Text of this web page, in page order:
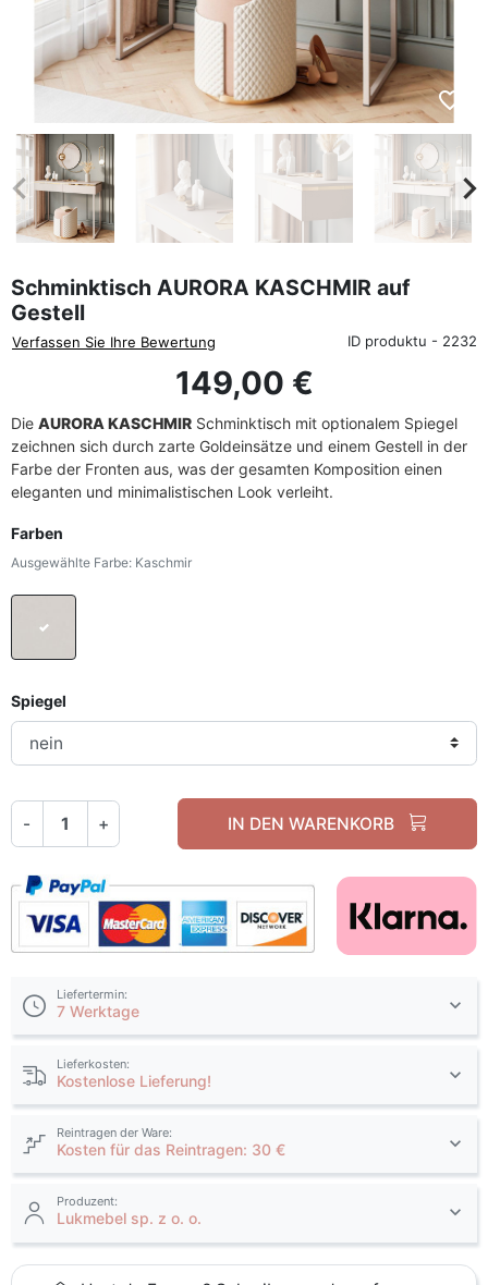
favorite_border
Zurück
Schminktisch AURORA KASCHMIR auf
Gestell
Verfassen Sie Ihre Bewertung ID produktu - 2232
149,00 €
Die AURORA KASCHMIR Schminktisch mit optionalem Spiegel
zeichnen sich durch zarte Goldeinsätze und einem Gestell in der
Farbe der Fronten aus, was der gesamten Komposition einen
eleganten und minimalistischen Look verleiht.
Farben
Ausgewählte Farbe: Kaschmir
Kaschmir
Spiegel
- + IN DEN WARENKORB
Liefertermin:
7 Werktage
Lieferkosten:
Kostenlose Lieferung!
Reintragen der Ware:
Kosten für das Reintragen: 30 €
Produzent:
Lukmebel sp. z o. o.